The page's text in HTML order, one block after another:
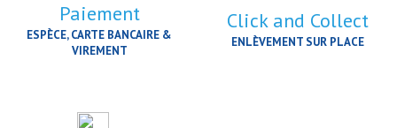
Paiement
ESPÈCE, CARTE BANCAIRE &
VIREMENT
Click and Collect
ENLÈVEMENT SUR PLACE